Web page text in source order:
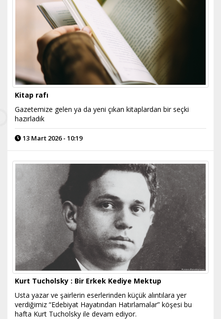
Kitap rafı
Gazetemize gelen ya da yeni çıkan kitaplardan bir seçki
hazırladık
13 Mart 2026 - 10:19
Kurt Tucholsky : Bir Erkek Kediye Mektup
Usta yazar ve şairlerin eserlerinden küçük alıntılara yer
verdiğimiz “Edebiyat Hayatından Hatırlamalar” köşesi bu
hafta Kurt Tucholsky ile devam ediyor.